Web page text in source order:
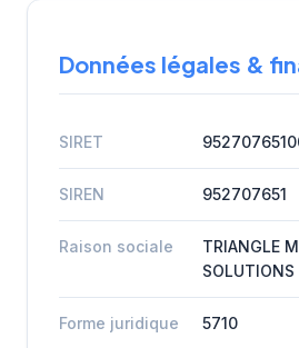
Données légales &
SIRET
SIREN 952707651
Raison sociale
TRIANGLE
SOLUTIONS
Forme juridique 5710